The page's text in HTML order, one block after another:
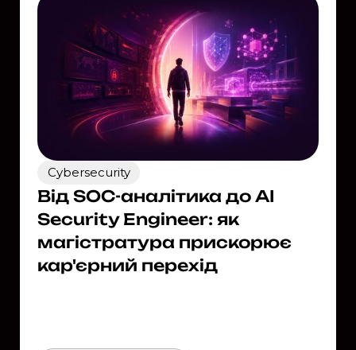
Cybersecurity
Від SOC-аналітика до AI
Security Engineer: як
магістратура прискорює
кар'єрний перехід